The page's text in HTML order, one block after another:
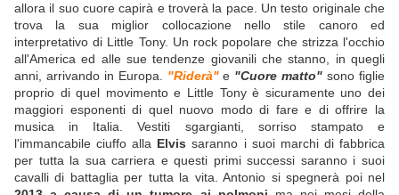
allora il suo cuore capirà e troverà la pace. Un testo originale che
trova la sua miglior collocazione nello stile canoro ed
interpretativo di Little Tony. Un rock popolare che strizza l'occhio
all'America ed alle sue tendenze giovanili che stanno, in quegli
anni, arrivando in Europa. "Riderà"e "Cuore matto"sono figlie
proprio di quel movimento e Little Tony è sicuramente uno dei
maggiori esponenti di quel nuovo modo di fare e di offrire la
musica in Italia. Vestiti sgargianti, sorriso stampato e
l'immancabile ciuffo alla Elvis saranno i suoi marchi di fabbrica
per tutta la sua carriera e questi primi successi saranno i suoi
cavalli di battaglia per tutta la vita. Antonio si spegnerà poi nel